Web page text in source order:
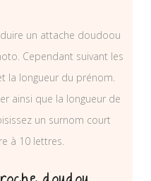
un attache doudoou
Cependant suivant les
la longueur du prénom.
ainsi que la longueur de
un surnom court
à 10 lettres.